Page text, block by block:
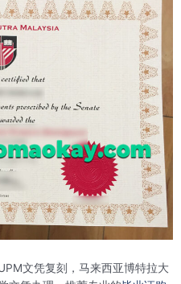
文凭复刻，马来西亚博特拉大